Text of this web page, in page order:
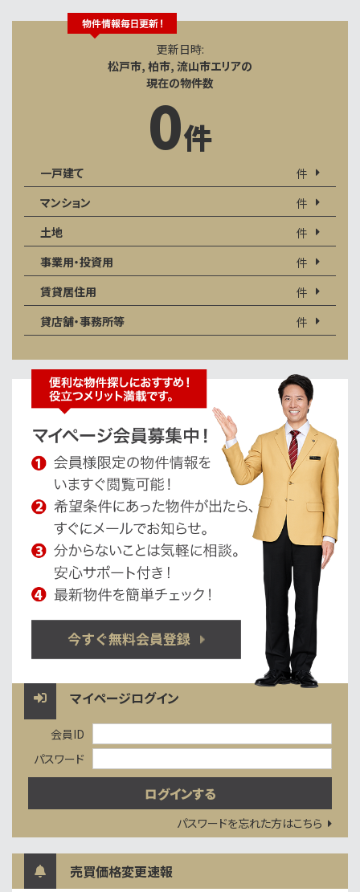
更新日時:
松戸市, 柏市, 流山市エリアの
現在の物件数
0件
一戸建て
件
マンション
件
土地
件
事業用・投資用
件
賃貸居住用
件
貸店舗・事務所等
件
マイページログイン
会員ID
パスワード
パスワードを忘れた方はこちら
売買価格変更速報